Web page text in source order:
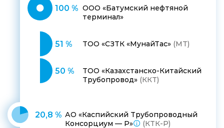
100 % ООО «Батумский нефтяной
терминал»
51 % ТОО «СЗТК «МунайТас» (МТ)
50 %
ТОО «Казахстанско-Китайский
Трубопровод» (ККТ)
20,8 % АО «Каспийский Трубопроводный
Консорциум — Р»
(КТК-Р)